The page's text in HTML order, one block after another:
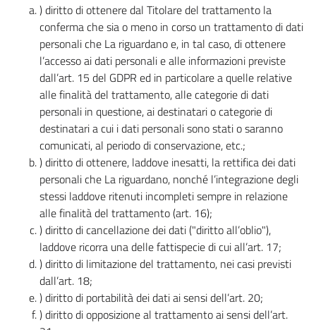
) diritto di ottenere dal Titolare del trattamento la
conferma che sia o meno in corso un trattamento di dati
personali che La riguardano e, in tal caso, di ottenere
l’accesso ai dati personali e alle informazioni previste
dall’art. 15 del GDPR ed in particolare a quelle relative
alle finalità del trattamento, alle categorie di dati
personali in questione, ai destinatari o categorie di
destinatari a cui i dati personali sono stati o saranno
comunicati, al periodo di conservazione, etc.;
) diritto di ottenere, laddove inesatti, la rettifica dei dati
personali che La riguardano, nonché l’integrazione degli
stessi laddove ritenuti incompleti sempre in relazione
alle finalità del trattamento (art. 16);
) diritto di cancellazione dei dati ("diritto all’oblio"),
laddove ricorra una delle fattispecie di cui all’art. 17;
) diritto di limitazione del trattamento, nei casi previsti
dall’art. 18;
) diritto di portabilità dei dati ai sensi dell’art. 20;
) diritto di opposizione al trattamento ai sensi dell’art.